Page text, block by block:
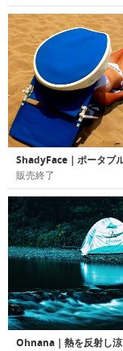
販売終了